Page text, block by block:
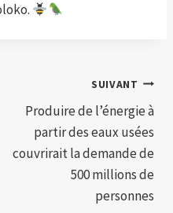
SUIVANT
Produire de l’énergie à
partir des eaux usées
couvrirait la demande de
500 millions de
personnes